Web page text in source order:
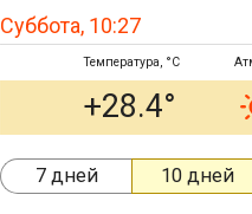
Суббота, 10:27
Температура, °C
+28.4°
7 дней 10 дней